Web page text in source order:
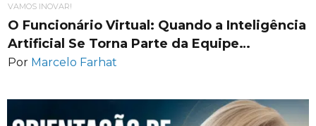
VAMOS INOVAR!
O Funcionário Virtual: Quando a Inteligência
Artificial Se Torna Parte da Equipe…
Por Marcelo Farhat